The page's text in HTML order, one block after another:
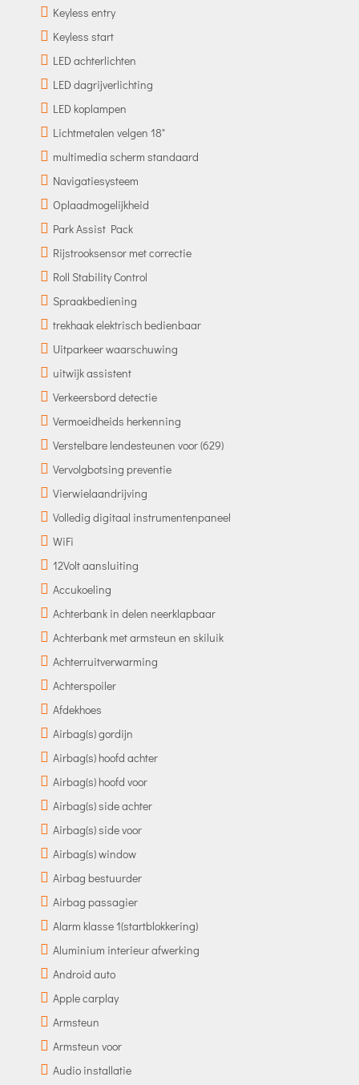
Keyless entry
Keyless start
LED achterlichten
LED dagrijverlichting
LED koplampen
Lichtmetalen velgen 18"
multimedia scherm standaard
Navigatiesysteem
Oplaadmogelijkheid
Park Assist Pack
Rijstrooksensor met correctie
Roll Stability Control
Spraakbediening
trekhaak elektrisch bedienbaar
Uitparkeer waarschuwing
uitwijk assistent
Verkeersbord detectie
Vermoeidheids herkenning
Verstelbare lendesteunen voor (629)
Vervolgbotsing preventie
Vierwielaandrijving
Volledig digitaal instrumentenpaneel
WiFi
12Volt aansluiting
Accukoeling
Achterbank in delen neerklapbaar
Achterbank met armsteun en skiluik
Achterruitverwarming
Achterspoiler
Afdekhoes
Airbag(s) gordijn
Airbag(s) hoofd achter
Airbag(s) hoofd voor
Airbag(s) side achter
Airbag(s) side voor
Airbag(s) window
Airbag bestuurder
Airbag passagier
Alarm klasse 1(startblokkering)
Aluminium interieur afwerking
Android auto
Apple carplay
Armsteun
Armsteun voor
Audio installatie